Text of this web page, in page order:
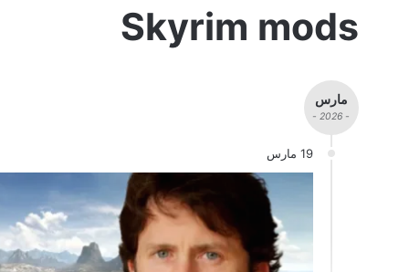
Skyrim mods
مارس
- 2026 -
19 مارس